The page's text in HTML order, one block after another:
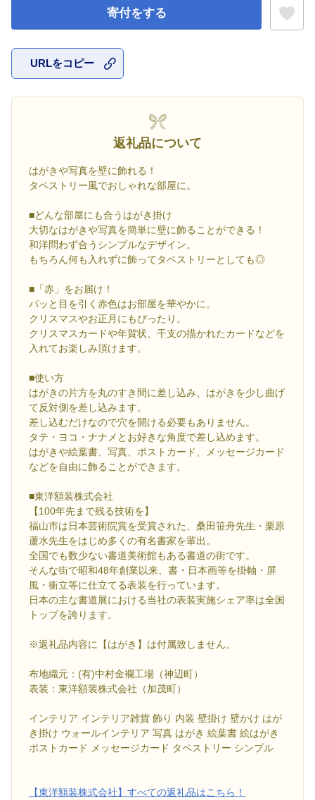
寄付をする
URLをコピー
返礼品について
はがきや写真を壁に飾れる！
タペストリー風でおしゃれな部屋に。
■どんな部屋にも合うはがき掛け
大切なはがきや写真を簡単に壁に飾ることができる！
和洋問わず合うシンプルなデザイン。
もちろん何も入れずに飾ってタペストリーとしても◎
■「赤」をお届け！
パッと目を引く赤色はお部屋を華やかに。
クリスマスやお正月にもぴったり。
クリスマスカードや年賀状、干支の描かれたカードなどを
入れてお楽しみ頂けます。
■使い方
はがきの片方を丸のすき間に差し込み、はがきを少し曲げ
て反対側を差し込みます。
差し込むだけなので穴を開ける必要もありません。
タテ・ヨコ・ナナメとお好きな角度で差し込めます。
はがきや絵葉書、写真、ポストカード、メッセージカード
などを自由に飾ることができます。
■東洋額装株式会社
【100年先まで残る技術を】
福山市は日本芸術院賞を受賞された、桑田笹舟先生・栗原
蘆水先生をはじめ多くの有名書家を輩出。
全国でも数少ない書道美術館もある書道の街です。
そんな街で昭和48年創業以来、書・日本画等を掛軸・屏
風・衝立等に仕立てる表装を行っています。
日本の主な書道展における当社の表装実施シェア率は全国
トップを誇ります。
※返礼品内容に【はがき】は付属致しません。
布地織元：(有)中村金襴工場（神辺町）
表装：東洋額装株式会社（加茂町）
インテリア インテリア雑貨 飾り 内装 壁掛け 壁かけ はが
き掛け ウォールインテリア 写真 はがき 絵葉書 絵はがき
ポストカード メッセージカード タペストリー シンプル
【東洋額装株式会社】すべての返礼品はこちら！